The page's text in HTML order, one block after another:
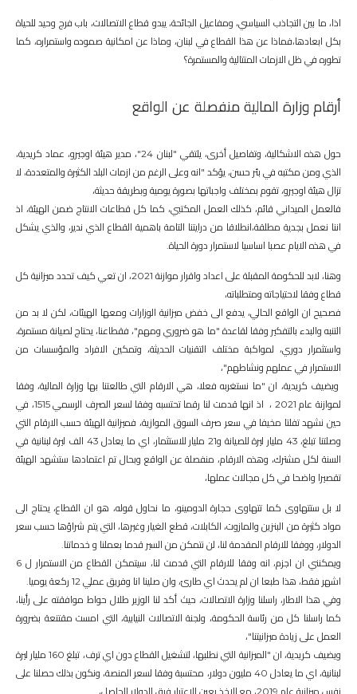
اذا، ما بين التجاذب السياسي، ومفاعيل الجائحة، يبدو قطاع الاتصالات، باب فرج وحيد للحياة
بكل ابعادها،فماذا عن هذا القطاع في لبنان، وماذا عن امكانية صموده واستمراره، كما
تطوره في ظل الازمات المتتالية والمستمرة؟
أرقام وزارة المالية منفصلة عن الواقع
حول هذه الاشكالية، وتفاصيل أخرى، يلتقي "لبنان 24"، مدير هيئة اوجيرو، عماد كريدية،
الذي ومن مكتبه في بئر حسن، يؤكد "انه وعلى الرغم من ازمات البلد الكثيرة والمتعددة، لا
تزال هيئة اوجيرو، تقوم بمختلف واجباتها بصورة يومية وبطريقة حديثة،
فالعمل الميداني قائم، كذلك العمل المكتبي، كما كل قطاعات الانتاج ضمن الهيئة، اذ
اننا نعمل بجدية مطلقة،انطلاقا من درايتنا التامة باهمية القطاع الذي ندير، والذي يشكل
في هذه الايام عصبا اساسيا لاستمرار دورة الحياة.
وهنا، لابد للحكومة المقبلة على اعداد واقرار موازنة 2021، ان تعي كيف تحدد ميزانية كل
قطاع وفقا لاحتياجاته ومتطلباته،
فصحيح ان الواقع الحالي، يدفع الى خفض ميزانية الوزارات ومعها الهيئات، لكن لا بد من
التنبه والبدء بالتفكير وفقا لقاعدة "ما هو ضروري ومهم"، فقطاعنا، يحتاج لصيانة مستمرة،
واستثمرار دوري، لمواكبة مختلف التقنيات الحديثة، وتمكين الافراد والمؤسسات من
الاستمرار في عملهم ونشاطهم"،
ويضيف كريدية، ان "ما نستغربه فعلا، هي الارقام التي طالعتنا بها وزارة المالية، وفقا
لموازنة عام 2021 ، اذ انها قدمت لنا رقما تحتسبه وفقا لسعر الصرف الرسمي 1515، في
حين نشهد تفلتا مخيفا في سعر صرف السوق الموازية، فميزانية الهيئة حسب الارقام التي
وصلتنا تبلغ، 43 مليار ليرة للصيانة و21 مليار للاستثمار، اي ما يعادل 43 الف ليرة لبنانية في
السنة لكل مشترك، وهذه الارقام، منفصلة عن الواقع وبحال تم اعتمادها ستشهد الهيئة
تقصيرا واضحا في كل مجالات عملها،
لا بل ستتهاوى كما تتهاوى حجارة الدومينو، ما نحاول قوله، هو ان القطاع، يحتاج الى
مواد كثيرة من البنزين والمازوت، الكابلات، قطع الغيار وغيرها، التي يتم شراؤها حسب سعر
الدولار، ووفقا للارقام المقدمة لنا، لن نتمكن من السير قدما بعملنا و خدماتنا.
ويمكنني ان اجزم، انه وفقا للارقام التي قدمت لنا، سيتمكن القطاع من الاستمرار ل 6
اشهر فقط، هذا طبعا ان لم يحدث اي طارئ، وان صلينا انا وفريق عملي 12 ركعة يوميا.
وفي هذا الاطار، راسلنا وزارة الاتصالات، حيث أكد لنا الوزير طلال حواط موافقته على رأينا،
كما راسلنا كل من رئاسة الحكومة، ولجنة الاتصالات النيابية، التي امست مقتنعة بضرورة
العمل على زيادة ميزانيتنا"،
ويضيف كريدية، ان "الميزانية التي نطلبها، لتشغيل القطاع دون اي ترف، تبلغ 160 مليار ليرة
لبنانية، اي ما يعادل 40 مليون دولار، محتسبة وفقا لسعر المنصة، ونكون بذلك حصلنا على
نفس ميزانية عام 2019، مع الاخذ بعين الاعتبار فرق الدولار الحاصل،